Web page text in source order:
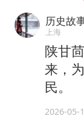
历史故
上海
陕甘
来，
民。
2026-05-